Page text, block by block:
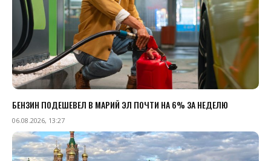
БЕНЗИН ПОДЕШЕВЕЛ В МАРИЙ ЭЛ ПОЧТИ НА 6% ЗА НЕДЕЛЮ
06.08.2026, 13:27